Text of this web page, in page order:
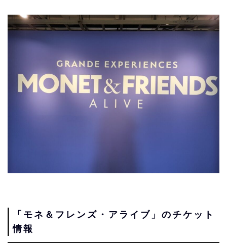
「モネ＆フレンズ・アライブ」のチケット
情報